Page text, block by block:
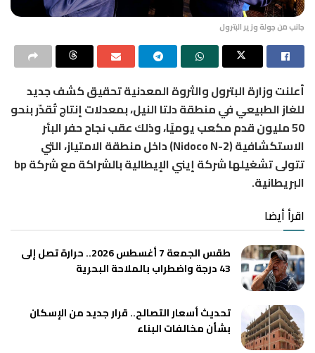
جانب من جولة وزير البترول
أعلنت وزارة البترول والثروة المعدنية تحقيق كشف جديد
للغاز الطبيعي في منطقة دلتا النيل، بمعدلات إنتاج تُقدّر بنحو
50 مليون قدم مكعب يوميًا، وذلك عقب نجاح حفر البئر
الاستكشافية (Nidoco N-2) داخل منطقة الامتياز، التي
تتولى تشغيلها شركة إيني الإيطالية بالشراكة مع شركة bp
البريطانية.
اقرأ أيضا
طقس الجمعة 7 أغسطس 2026.. حرارة تصل إلى
43 درجة واضطراب بالملاحة البحرية
تحديث أسعار التصالح.. قرار جديد من الإسكان
بشأن مخالفات البناء